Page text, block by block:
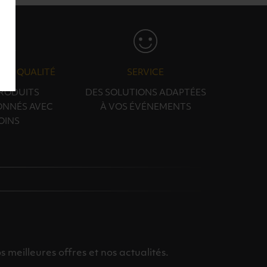
& QUALITÉ
AVEC
SERVICE
DES SOLUTIONS ADAPTÉES
À VOS ÉVÉNEMENTS
meilleures offres et nos actualités.